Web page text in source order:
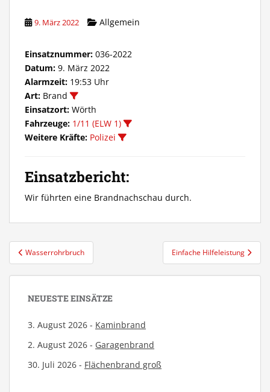
9. März 2022 Allgemein
Einsatznummer: 036-2022
Datum: 9. März 2022
Alarmzeit: 19:53 Uhr
Art: Brand
Einsatzort: Wörth
Fahrzeuge: 1/11 (ELW 1)
Weitere Kräfte: Polizei
Einsatzbericht:
Wir führten eine Brandnachschau durch.
Beitragsnavigation
Wasserrohrbruch Einfache Hilfeleistung
NEUESTE EINSÄTZE
3. August 2026 - Kaminbrand
2. August 2026 - Garagenbrand
30. Juli 2026 - Flächenbrand groß